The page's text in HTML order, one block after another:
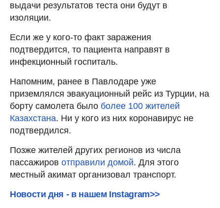
выдачи результатов теста они будут в
изоляции.
Если же у кого-то факт заражения
подтвердится, то пациента направят в
инфекционный госпиталь.
Напомним, ранее в Павлодаре уже
приземлялся эвакуационный рейс из Турции, на
борту самолета было более 100 жителей
Казахстана. Ни у кого из них коронавирус не
подтвердился.
Позже жителей других регионов из числа
пассажиров отправили домой. Для этого
местный акимат организовал транспорт.
Новости дня - в нашем Instagram>>